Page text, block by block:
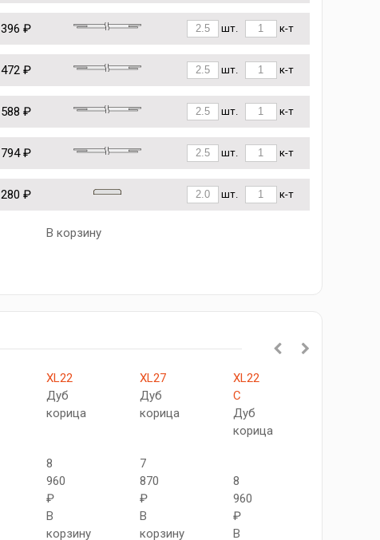
396 ₽ шт. к-т
472 ₽ шт. к-т
588 ₽ шт. к-т
794 ₽ шт. к-т
280 ₽ шт. к-т
В корзину
XL22
Дуб
корица
8
960
₽
В
корзину
XL27
Дуб
корица
7
870
₽
В
корзину
XL22
C
Дуб
корица
8
960
₽
В